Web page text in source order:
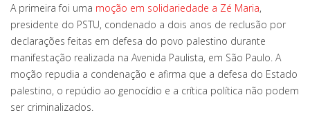
A primeira foi uma moção em solidariedade a Zé Maria,
presidente do PSTU, condenado a dois anos de reclusão por
declarações feitas em defesa do povo palestino durante
manifestação realizada na Avenida Paulista, em São Paulo. A
moção repudia a condenação e afirma que a defesa do Estado
palestino, o repúdio ao genocídio e a crítica política não podem
ser criminalizados.